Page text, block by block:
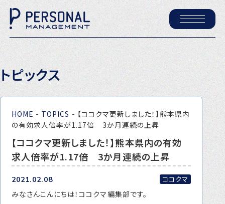
ホーム
パーソナル・マネジメントについて
会社概要
採用情報
トピックス
ニュース
トピックス
HOME - TOPICS - 【ココクマ更新しました！】熊本県内
の有効求人倍率が1.17倍 3か月連続の上昇
【ココクマ更新しました！】熊本県内の有効
求人倍率が1.17倍 3か月連続の上昇
2021.02.08 ココクマ
みなさんこんにちは！ココクマ編集部です。